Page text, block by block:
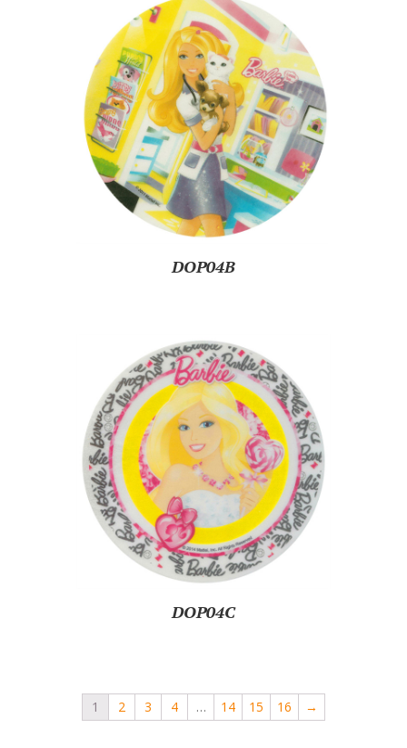
DOP04B
DOP04C
1 2 3 4 … 14 15 16 →